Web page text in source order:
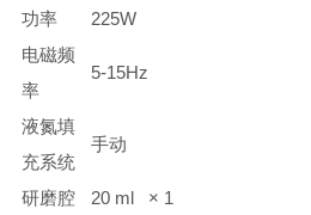
功率
225W
电磁频
率
5-15Hz
液氮填
充系统
手动
研磨腔
20 ml × 1